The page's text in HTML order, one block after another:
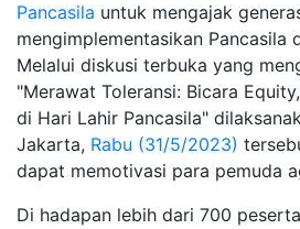
Pancasila untuk mengajak
mengimplementasikan Pancasila
Melalui diskusi terbuka yang
"Merawat Toleransi: Bicara
di Hari Lahir Pancasila"
Jakarta, Rabu (31/5/2023)
dapat memotivasi para pemuda
Di hadapan lebih dari 700